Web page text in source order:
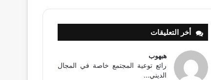
أخر التعليقات
هبهوب
رائع توعية المجتمع خاصة في المجال
الديني...